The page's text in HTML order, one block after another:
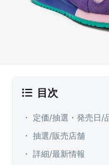
目次
・ 定価/抽選・発売日/
・ 抽選/販売店舗
・ 詳細/最新情報